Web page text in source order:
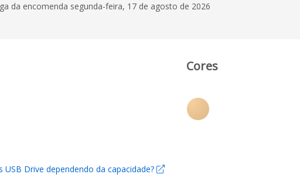
da encomenda segunda-feira, 17 de agosto de 2026
Drive dependendo da capacidade?
Cores